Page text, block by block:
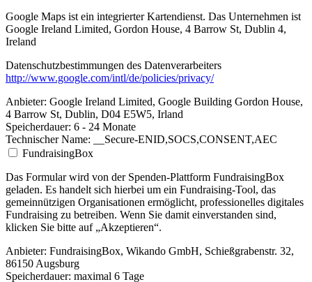
Google Maps ist ein integrierter Kartendienst. Das Unternehmen ist
Google Ireland Limited, Gordon House, 4 Barrow St, Dublin 4,
Ireland
Datenschutzbestimmungen des Datenverarbeiters
http://www.google.com/intl/de/policies/privacy/
Anbieter: Google Ireland Limited, Google Building Gordon House,
4 Barrow St, Dublin, D04 E5W5, Irland
Speicherdauer: 6 - 24 Monate
Technischer Name: __Secure-ENID,SOCS,CONSENT,AEC
FundraisingBox
Das Formular wird von der Spenden-Plattform FundraisingBox
geladen. Es handelt sich hierbei um ein Fundraising-Tool, das
gemeinnützigen Organisationen ermöglicht, professionelles digitales
Fundraising zu betreiben. Wenn Sie damit einverstanden sind,
klicken Sie bitte auf „Akzeptieren“.
Anbieter: FundraisingBox, Wikando GmbH, Schießgrabenstr. 32,
86150 Augsburg
Speicherdauer: maximal 6 Tage